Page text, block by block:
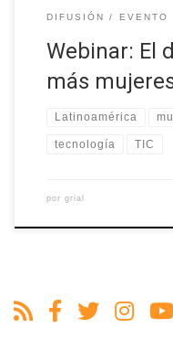
DIFUSIÓN EVENTO
Webinar: El
más
Latinoamérica
tecnología TIC
por grial